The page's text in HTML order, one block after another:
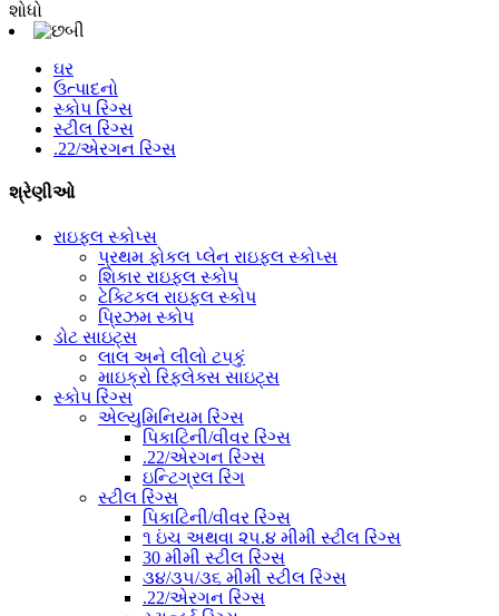
શોધો
ઘર
ઉત્પાદનો
સ્કોપ રિંગ્સ
સ્ટીલ રિંગ્સ
.22/એરગન રિંગ્સ
શ્રેણીઓ
રાઇફલ સ્કોપ્સ
પ્રથમ ફોકલ પ્લેન રાઇફલ સ્કોપ્સ
શિકાર રાઇફલ સ્કોપ
ટેક્ટિકલ રાઇફલ સ્કોપ
પ્રિઝમ સ્કોપ
ડોટ સાઇટ્સ
લાલ અને લીલો ટપકું
માઇક્રો રિફ્લેક્સ સાઇટ્સ
સ્કોપ રિંગ્સ
એલ્યુમિનિયમ રિંગ્સ
પિકાટિની/વીવર રિંગ્સ
.22/એરગન રિંગ્સ
ઇન્ટિગ્રલ રિંગ
સ્ટીલ રિંગ્સ
પિકાટિની/વીવર રિંગ્સ
૧ ઇંચ અથવા ૨૫.૪ મીમી સ્ટીલ રિંગ્સ
30 મીમી સ્ટીલ રિંગ્સ
૩૪/૩૫/૩૬ મીમી સ્ટીલ રિંગ્સ
.22/એરગન રિંગ્સ